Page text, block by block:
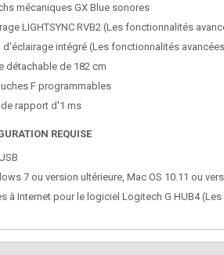
mécaniques GX Blue sonores
LIGHTSYNC RVB2 (Les fonctionnalités
d'éclairage intégré (Les fonctionnalités
détachable de 182 cm
F programmables
de rapport d'1 ms
REQUISE
7 ou version ultérieure, Mac OS 10.11 ou
à Internet pour le logiciel Logitech G HUB4